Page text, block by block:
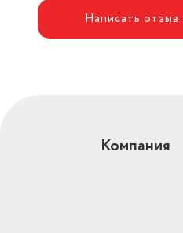
Написать отзыв
Компания